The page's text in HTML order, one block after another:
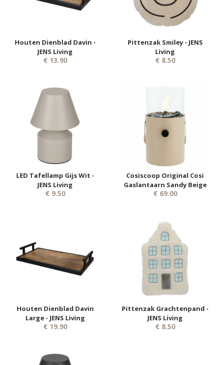
Houten Dienblad Davin -
JENS Living
€ 13.90
Pittenzak Smiley - JENS
Living
€ 8.50
LED Tafellamp Gijs Wit -
JENS Living
€ 9.50
Cosiscoop Original Cosi
Gaslantaarn Sandy Beige
€ 69.00
Houten Dienblad Davin
Large - JENS Living
€ 19.90
Pittenzak Grachtenpand -
JENS Living
€ 8.50